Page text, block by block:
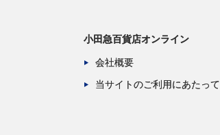
小田急百貨店オンライン
会社概要
当サイトのご利用にあたって